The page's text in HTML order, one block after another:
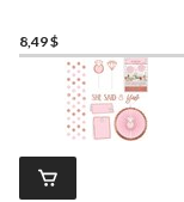
8,49 $